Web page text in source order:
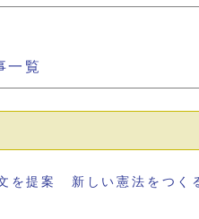
一覧
を提案 新しい憲法をつく